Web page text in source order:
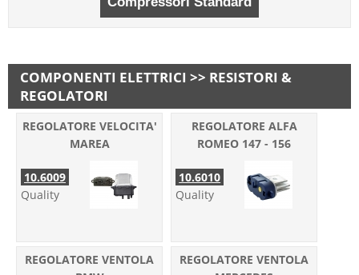
COMPONENTI ELETTRICI >> RESISTORI &
REGOLATORI
REGOLATORE VELOCITA'
MAREA
10.6009
Quality
REGOLATORE ALFA
ROMEO 147 - 156
10.6010
Quality
REGOLATORE VENTOLA
REGOLATORE VENTOLA